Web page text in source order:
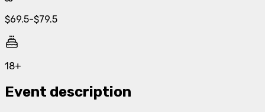
$69.5-$79.5
18+
Event description